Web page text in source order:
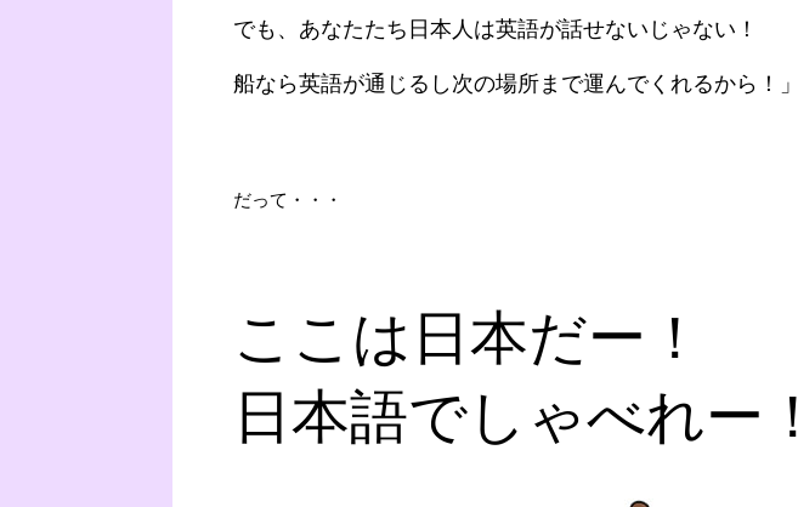
でも、あなたたち日本人は英語が話せないじゃない！
船なら英語が通じるし次の場所まで運んでくれるから！」
だって・・・
ここは日本だー！
日本語でしゃべれー！